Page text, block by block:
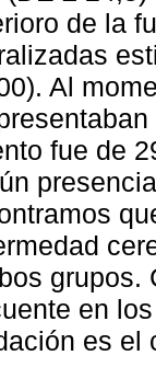
de la
Al
fue de
grupos.
en
es el